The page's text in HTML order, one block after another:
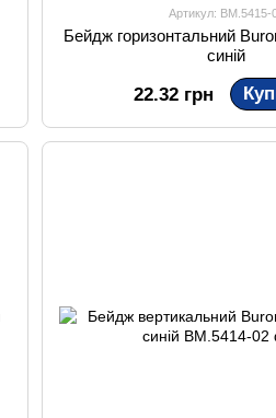
Артикул: BM.5415-
Бейдж горизонтальний
синій
22.32 грн